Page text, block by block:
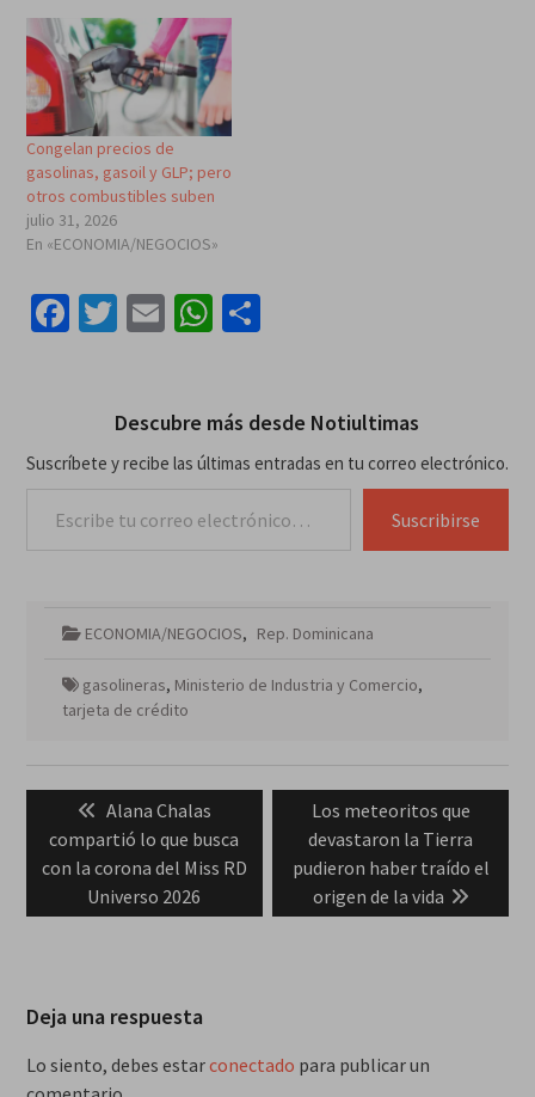
Congelan precios de
gasolinas, gasoil y GLP; pero
otros combustibles suben
julio 31, 2026
En «ECONOMIA/NEGOCIOS»
Facebook
Twitter
EmailWhatsApp
Compartir
Descubre más desde Notiultimas
Suscríbete y recibe las últimas entradas en tu correo electrónico.
Suscribirse
ECONOMIA/NEGOCIOS, Rep. Dominicana
gasolineras, Ministerio de Industria y Comercio,
tarjeta de crédito
entradas
Previous
post:
Alana Chalas
compartió lo que busca
con la corona del Miss RD
Universo 2026
Next
post:
Los meteoritos que
devastaron la Tierra
pudieron haber traído el
origen de la vida
Deja una respuesta
Lo siento, debes estarconectado para publicar un